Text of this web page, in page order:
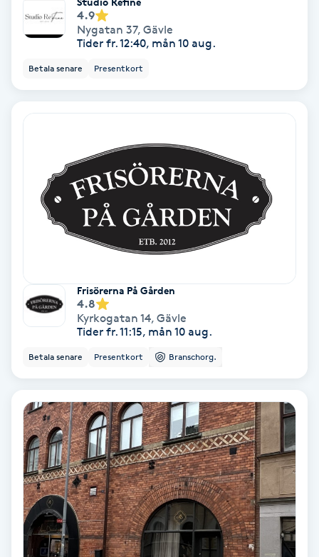
Tuina-massage
Taktil massage
Tandläkare
Tatuering
Tatueringsborttagning
Terapi
Thaimassage
Torr hårbotten
Torrborstning
Triggerpunktsmassage
Trådning
4.9
Nygatan 37, Gävle
Tider fr. 12:40, mån 10 aug.
Betala senare Presentkort
Frisörerna På Gården
4.8
Kyrkogatan 14, Gävle
Tider fr. 11:15, mån 10 aug.
Betala senare Presentkort Branschorg.